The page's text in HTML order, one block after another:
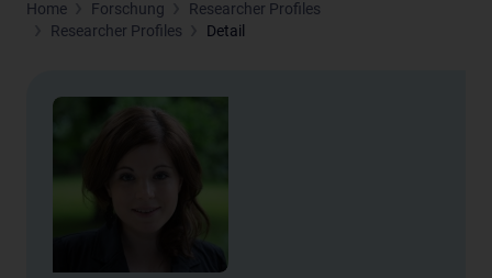
Home Forschung
Researcher Profiles
Researcher Profiles
Detail